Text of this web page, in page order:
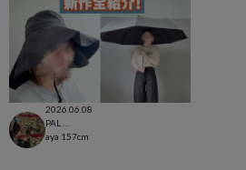
2026.06.08
aya 157cm